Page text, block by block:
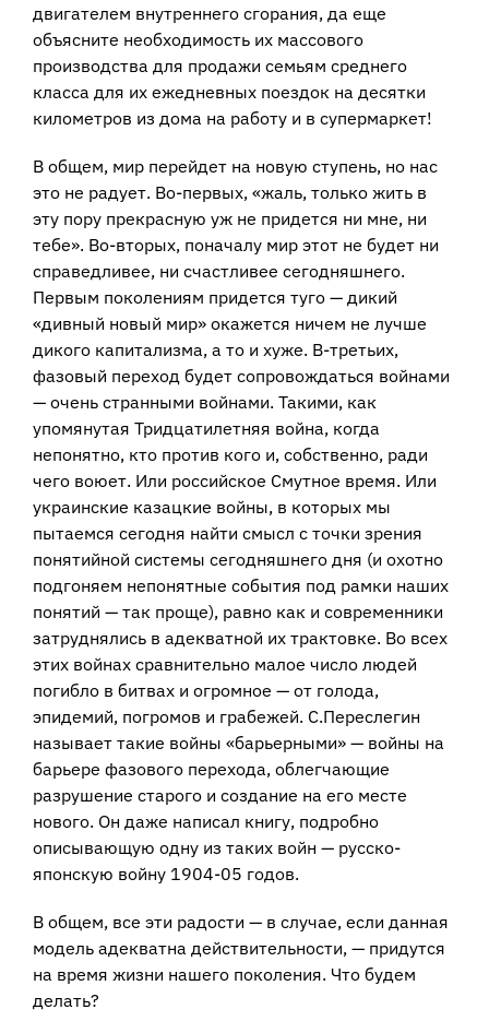
двигателем внутреннего сгорания, да еще
объясните необходимость их массового
производства для продажи семьям среднего
класса для их ежедневных поездок на десятки
километров из дома на работу и в супермаркет!
В общем, мир перейдет на новую ступень, но нас
это не радует. Во-первых, «жаль, только жить в
эту пору прекрасную уж не придется ни мне, ни
тебе». Во-вторых, поначалу мир этот не будет ни
справедливее, ни счастливее сегодняшнего.
Первым поколениям придется туго — дикий
«дивный новый мир» окажется ничем не лучше
дикого капитализма, а то и хуже. В-третьих,
фазовый переход будет сопровождаться войнами
— очень странными войнами. Такими, как
упомянутая Тридцатилетняя война, когда
непонятно, кто против кого и, собственно, ради
чего воюет. Или российское Смутное время. Или
украинские казацкие войны, в которых мы
пытаемся сегодня найти смысл с точки зрения
понятийной системы сегодняшнего дня (и охотно
подгоняем непонятные события под рамки наших
понятий — так проще), равно как и современники
затруднялись в адекватной их трактовке. Во всех
этих войнах сравнительно малое число людей
погибло в битвах и огромное — от голода,
эпидемий, погромов и грабежей. С.Переслегин
называет такие войны «барьерными» — войны на
барьере фазового перехода, облегчающие
разрушение старого и создание на его месте
нового. Он даже написал книгу, подробно
описывающую одну из таких войн — русско-
японскую войну 1904-05 годов.
В общем, все эти радости — в случае, если данная
модель адекватна действительности, — придутся
на время жизни нашего поколения. Что будем
делать?